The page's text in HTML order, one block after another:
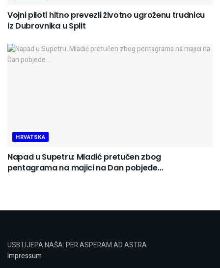
Vojni piloti hitno prevezli životno ugroženu trudnicu
iz Dubrovnika u Split
HRVATSKA
Napad u Supetru: Mladić pretučen zbog
pentagrama na majici na Dan pobjede…
USB LIJEPA NAŠA: PER ASPERAM AD ASTRA
Impressum